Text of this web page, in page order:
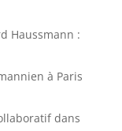
Haussmann :
à Paris
dans